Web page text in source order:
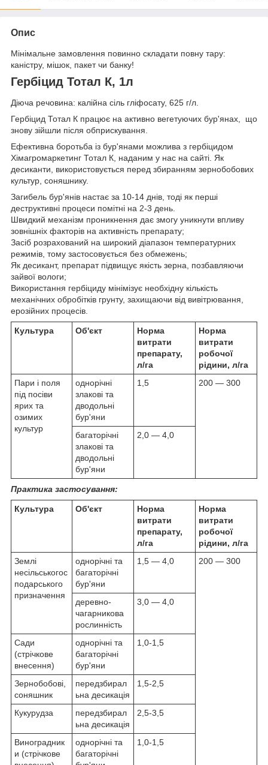
Опис
Мінімальне замовлення повинно складати повну тару:
каністру, мішок, пакет чи банку!
Гербіцид Тотал К, 1л
Діюча речовина: калійна сіль гліфосату, 625 г/л.
Гербіцид Тотал К працює на активно вегетуючих бур'янах, що
знову зійшли після обприскування.
Ефективна боротьба із бур'янами можлива з гербіцидом
Хімагромаркетинг Тотал К, наданим у нас на сайті. Як
десиканти, використовується перед збиранням зернобобових
культур, соняшнику.
Загибель бур'янів настає за 10-14 днів, тоді як перші
деструктивні процеси помітні на 2-3 день.
Швидкий механізм проникнення дає змогу уникнути впливу
зовнішніх факторів на активність препарату;
Засіб розрахований на широкий діапазон температурних
режимів, тому застосовується без обмежень;
Як десикант, препарат підвищує якість зерна, позбавляючи
зайвої вологи;
Використання гербіциду мінімізує необхідну кількість
механічних обробітків грунту, захищаючи від вивітрювання,
ерозійних процесів.
Культура Об'єкт
Норма
витрати
препарату,
л/га
Норма
витрати
робочої
рідини, л/га
Пари і поля
під посіви
ярих та
озимих
культур
однорічні
злакові та
дводольні
бур'яни
1,5 200 — 300
багаторічні
злакові та
дводольні
бур'яни
2,0 — 4,0
Практика застосування:
Культура Об'єкт
Норма
витрати
препарату,
л/га
Норма
витрати
робочої
рідини, л/га
Землі
несільськогос
подарського
призначення
однорічні та
багаторічні
бур'яни
1,5 — 4,0 200 — 300
деревно-
чагарникова
рослинність
3,0 — 4,0
Сади
(стрічкове
внесення)
однорічні та
багаторічні
бур'яни
1,0-1,5
Зернобобові,
соняшник
передзбирал
ьна десикація
1,5-2,5
Кукурудза
передзбирал
ьна десикація
2,5-3,5
Виноградник
и (стрічкове
однорічні та
багаторічні
1,0-1,5